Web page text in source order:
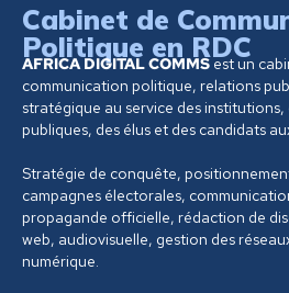
Cabinet de
Politique en RDC
AFRICA DIGITAL COMMSest un
communication politique, relations
stratégique au service des
publiques, des élus et des candidats
Stratégie de conquête,
campagnes électorales,
propagande officielle, rédaction de
web, audiovisuelle, gestion des
numérique.